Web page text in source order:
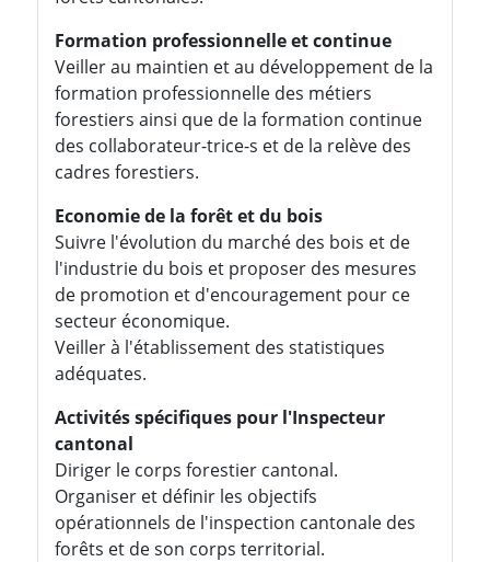
Formation professionnelle et continue
Veiller au maintien et au développement de la
formation professionnelle des métiers
forestiers ainsi que de la formation continue
des collaborateur-trice-s et de la relève des
cadres forestiers.
Economie de la forêt et du bois
Suivre l'évolution du marché des bois et de
l'industrie du bois et proposer des mesures
de promotion et d'encouragement pour ce
secteur économique.
Veiller à l'établissement des statistiques
adéquates.
Activités spécifiques pour l'Inspecteur
cantonal
Diriger le corps forestier cantonal.
Organiser et définir les objectifs
opérationnels de l'inspection cantonale des
forêts et de son corps territorial.